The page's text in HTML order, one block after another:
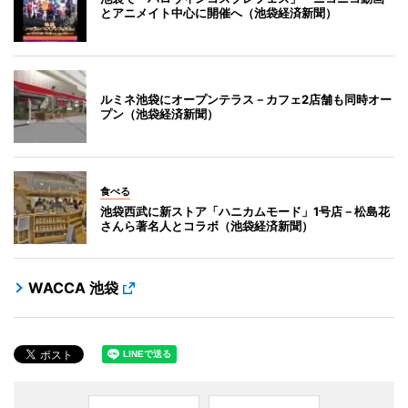
とアニメイト中心に開催へ（池袋経済新聞）
ルミネ池袋にオープンテラス－カフェ2店舗も同時オー
プン（池袋経済新聞）
食べる
池袋西武に新ストア「ハニカムモード」1号店－松島花
さんら著名人とコラボ（池袋経済新聞）
WACCA 池袋